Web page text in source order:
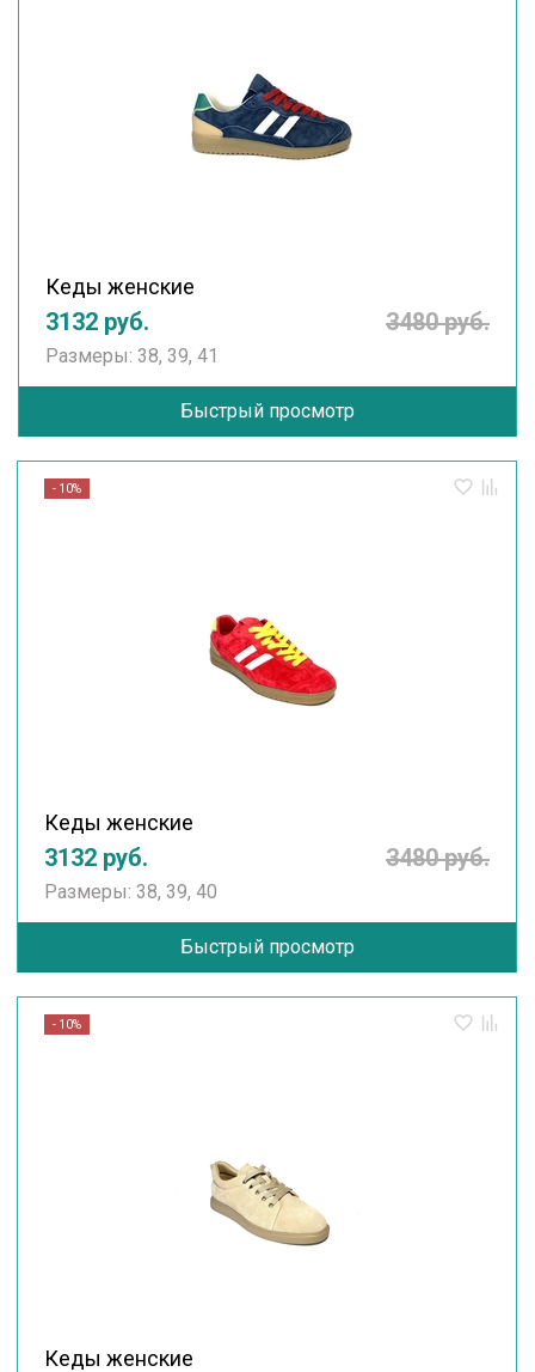
Кеды женские
3132 руб. 3480 руб.
Размеры: 38, 39, 41
Быстрый просмотр
- 10%
Кеды женские
3132 руб. 3480 руб.
Размеры: 38, 39, 40
Быстрый просмотр
- 10%
Кеды женские